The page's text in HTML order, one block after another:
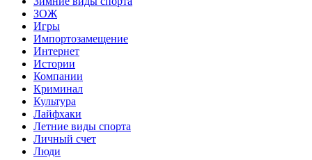
ЗОЖ
Игры
Импортозамещение
Интернет
Истории
Компании
Криминал
Культура
Лайфхаки
Летние виды спорта
Личный счет
Люди